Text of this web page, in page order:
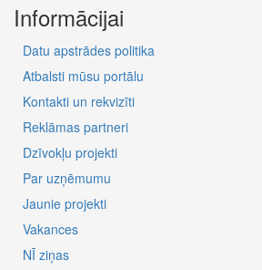
Informācijai
Datu apstrādes politika
Atbalsti mūsu portālu
Kontakti un rekvizīti
Reklāmas partneri
Dzīvokļu projekti
Par uzņēmumu
Jaunie projekti
Vakances
NĪ ziņas